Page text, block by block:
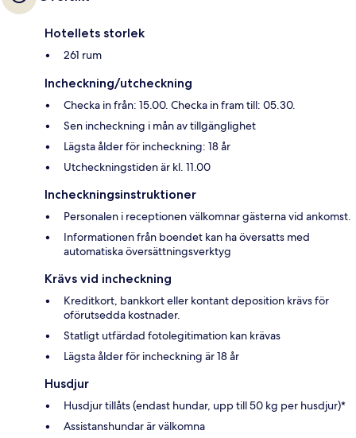
Hotellets storlek
261 rum
Incheckning/utcheckning
Checka in från: 15.00. Checka in fram till: 05.30.
Sen incheckning i mån av tillgänglighet
Lägsta ålder för incheckning: 18 år
Utcheckningstiden är kl. 11.00
Incheckningsinstruktioner
Personalen i receptionen välkomnar gästerna vid ankomst.
Informationen från boendet kan ha översatts med
automatiska översättningsverktyg
Krävs vid incheckning
Kreditkort, bankkort eller kontant deposition krävs för
oförutsedda kostnader.
Statligt utfärdad fotolegitimation kan krävas
Lägsta ålder för incheckning är 18 år
Husdjur
Husdjur tillåts (endast hundar, upp till 50 kg per husdjur)*
Assistanshundar är välkomna